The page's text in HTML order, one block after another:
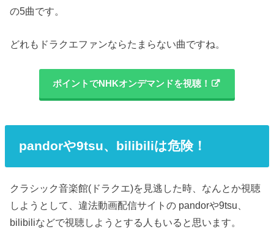
の5曲です。
どれもドラクエファンならたまらない曲ですね。
ポイントでNHKオンデマンドを視聴！
pandorや9tsu、bilibiliは危険！
クラシック音楽館(ドラクエ)を見逃した時、なんとか視聴
しようとして、違法動画配信サイトの pandorや9tsu、
bilibiliなどで視聴しようとする人もいると思います。